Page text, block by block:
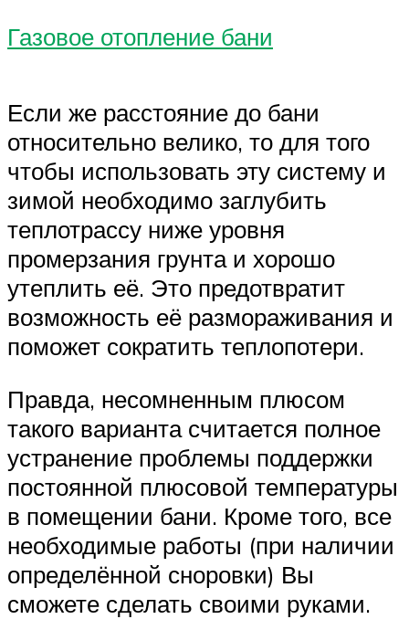
Газовое отопление бани
Если же расстояние до бани
относительно велико, то для того
чтобы использовать эту систему и
зимой необходимо заглубить
теплотрассу ниже уровня
промерзания грунта и хорошо
утеплить её. Это предотвратит
возможность её размораживания и
поможет сократить теплопотери.
Правда, несомненным плюсом
такого варианта считается полное
устранение проблемы поддержки
постоянной плюсовой температуры
в помещении бани. Кроме того, все
необходимые работы (при наличии
определённой сноровки) Вы
сможете сделать своими руками.